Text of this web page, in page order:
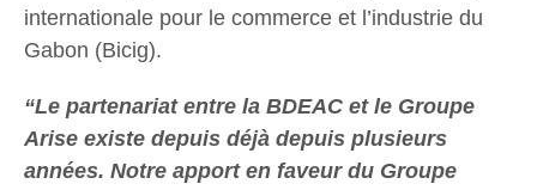
internationale pour le commerce et l’industrie du
Gabon (Bicig).
“Le partenariat entre la BDEAC et le Groupe
Arise existe depuis déjà depuis plusieurs
années. Notre apport en faveur du Groupe